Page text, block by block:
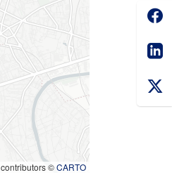
contributors ©CARTO